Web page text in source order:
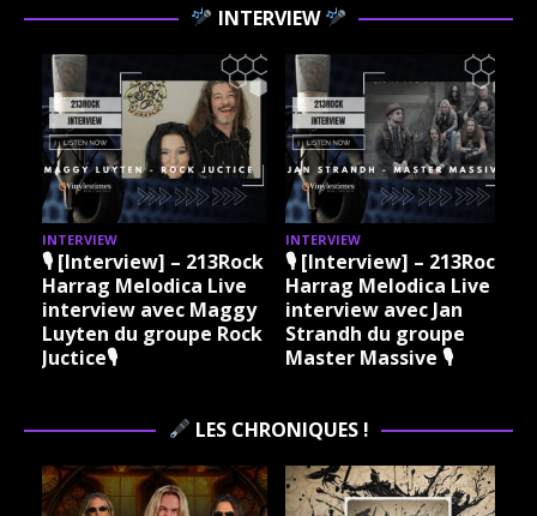
INTERVIEW
INTERVIEW
🎙 [Interview] – 213Rock
Harrag Melodica Live
interview avec Jan
Strandh du groupe
Master Massive 🎙
INTERVIEW
🎙 [Interview] – 213Rock
Harrag Melodica Live
interview avec
Philippe Courtois de
l’Argilière de
LES CHRONIQUES !